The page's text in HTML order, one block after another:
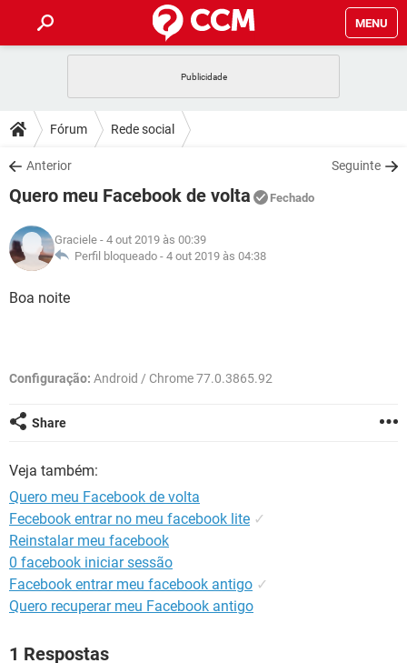
MENU
CELULAR
OUTLOOK
INSTAGRAM GMAIL
GUIA DE COMPRAS
DICAS
JOGOS
INSTAGRAM
GUIA DE COMPRAS
DOWNLOADS
JOGOS WHATSAPP
CELULAR
OUTLOOK EXCEL
INSTAGRAM
FÓRUM
JOGOS
CELULAR
OUTLOOK
GLOSSÁRIO
INSTAGRAM GMAIL
GUIA DE COMPRAS
Fórum Rede social
Anterior Seguinte
Quero meu Facebook de volta Fechado
Graciele - 4 out 2019 às 00:39
Perfil bloqueado - 4 out 2019 às 04:38
Boa noite
Configuração: Android / Chrome 77.0.3865.92
Share
Veja também:
Quero meu Facebook de volta
Fecebook entrar no meu facebook lite ✓
Reinstalar meu facebook
0 facebook iniciar sessão
Facebook entrar meu facebook antigo ✓
Quero recuperar meu Facebook antigo
1 Respostas